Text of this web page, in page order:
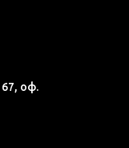
67, оф.